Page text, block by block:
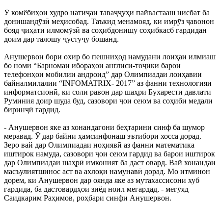
Ӯ комёбиҳои худро натиҷаи таваҷҷуҳи пайвастааш нисбат ба
донишандӯзӣ меҳисобад. Таъкид менамояд, ки имрӯз ҷавонон
бояд ҷиҳати илмомӯзӣ ва соҳибдонишу соҳибкасб гардидан
доим дар талошу ҷустуҷӯ бошанд.
Анушервон бори охир бо пешниҳод намудани лоиҳаи илмиаш
бо номи “Барномаи ибораҳои англисӣ-тоҷикӣ барои
телефонҳои мобилии андроид” дар Олимпиадаи лоиҳавии
байналмилалии “INFOMATRIX- 2017” аз фанни технологияи
информатсионӣ, ки соли равон дар шаҳри Бухарести давлати
Руминия доир шуда буд, сазовори ҷои сеюм ва соҳиби медали
биринҷӣ гардид.
- Анушервон яке аз хонандагони беҳтарини синф ба шумор
меравад. Ӯ дар байни ҳамсинфонаш эътибори хосса дорад.
Зеро вай дар Олимпиадаи ноҳиявӣ аз фанни математика
иштирок намуда, сазовори ҷои сеюм гардид ва барои иштирок
дар Олимпиадаи шаҳрӣ имконият ба даст овард. Вай хонандаи
масъулиятшинос аст ва ахлоқи намунавӣ дорад. Мо итминон
дорем, ки Анушервон дар оянда яке аз мутахассисони хуб
гардида, ба дастовардҳои зиёд ноил мегардад, - мегӯяд
Саидкарим Раҳимов, роҳбари синфи Анушервон.